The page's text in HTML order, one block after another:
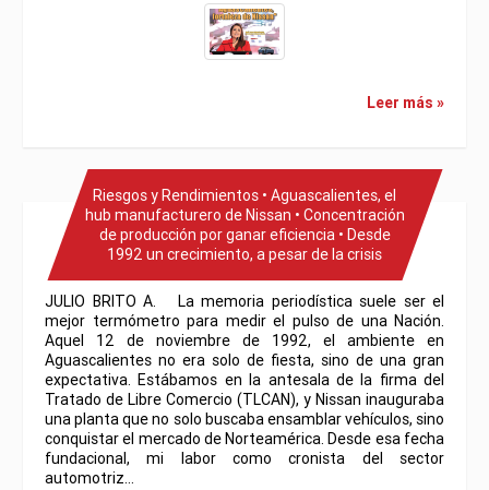
Leer más »
Riesgos y Rendimientos • Aguascalientes, el
hub manufacturero de Nissan • Concentración
de producción por ganar eficiencia • Desde
1992 un crecimiento, a pesar de la crisis
JULIO BRITO A. La memoria periodística suele ser el
mejor termómetro para medir el pulso de una Nación.
Aquel 12 de noviembre de 1992, el ambiente en
Aguascalientes no era solo de fiesta, sino de una gran
expectativa. Estábamos en la antesala de la firma del
Tratado de Libre Comercio (TLCAN), y Nissan inauguraba
una planta que no solo buscaba ensamblar vehículos, sino
conquistar el mercado de Norteamérica. Desde esa fecha
fundacional, mi labor como cronista del sector
automotriz…